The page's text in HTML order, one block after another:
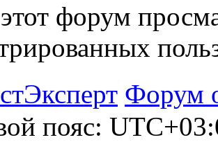
форум
Форум
пояс: